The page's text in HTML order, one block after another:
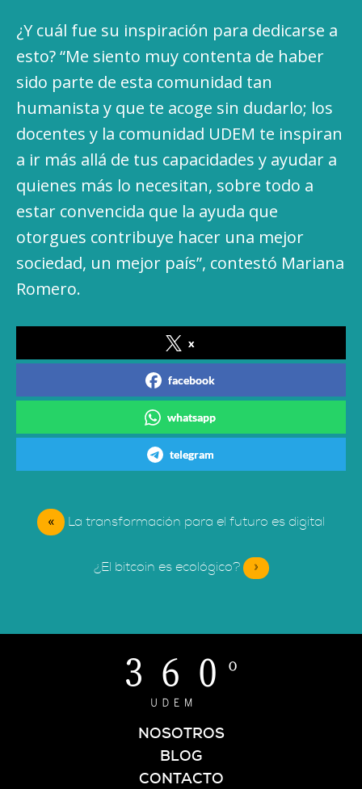
¿Y cuál fue su inspiración para dedicarse a
esto? “Me siento muy contenta de haber
sido parte de esta comunidad tan
humanista y que te acoge sin dudarlo; los
docentes y la comunidad UDEM te inspiran
a ir más allá de tus capacidades y ayudar a
quienes más lo necesitan, sobre todo a
estar convencida que la ayuda que
otorgues contribuye hacer una mejor
sociedad, un mejor país”, contestó Mariana
Romero.
x
facebook
whatsapp
telegram
« La transformación para el futuro es digital
¿El bitcoin es ecológico? »
NOSOTROS
BLOG
CONTACTO